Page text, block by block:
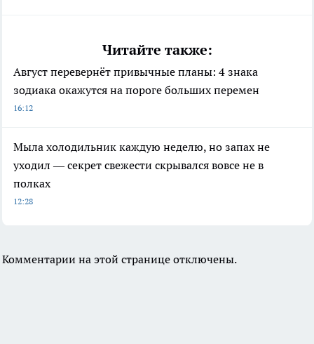
Читайте также:
Август перевернёт привычные планы: 4 знака
зодиака окажутся на пороге больших перемен
16:12
Мыла холодильник каждую неделю, но запах не
уходил — секрет свежести скрывался вовсе не в
полках
12:28
Комментарии на этой странице отключены.